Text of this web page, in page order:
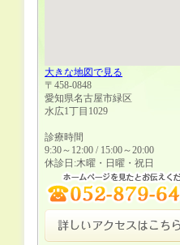
大きな地図で見る
〒458-0848
愛知県名古屋市緑区
水広1丁目1029
診療時間
9:30～12:00 / 15:00～20:00
休診日:木曜・日曜・祝日